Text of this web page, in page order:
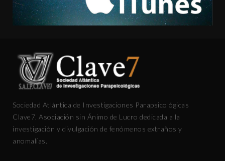
Sociedad Atlántica de Investigaciones Parapsicológicas
Clave7. Asociación sin Ánimo de Lucro dedicada a la
investigación y divulgación de fenómenos extraños y
anomalías.